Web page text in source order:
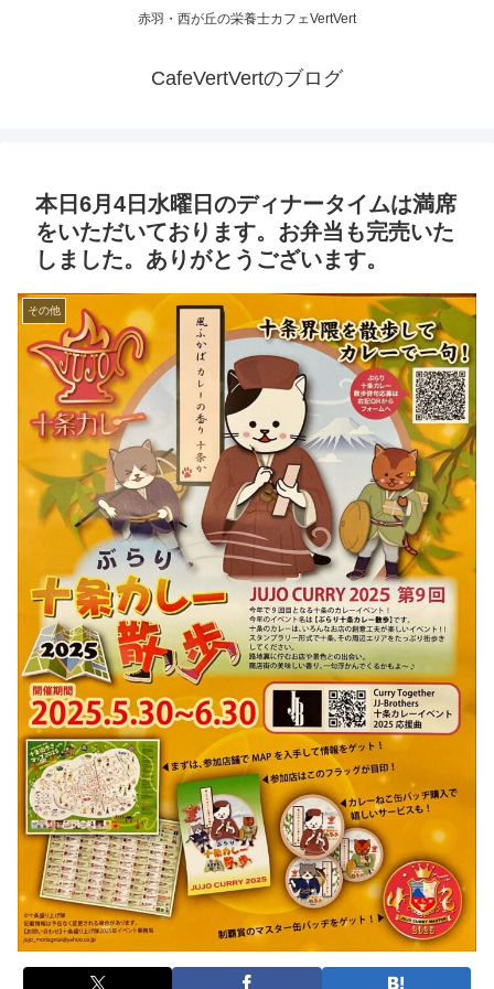
赤羽・西が丘の栄養士カフェVertVert
CafeVertVertのブログ
本日6月4日水曜日のディナータイムは満席
をいただいております。お弁当も完売いた
しました。ありがとうございます。
その他